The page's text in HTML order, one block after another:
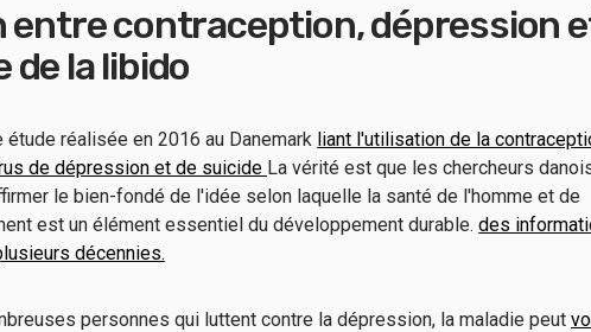
entre contraception, dépression
de la libido
étude réalisée en 2016 au Danemark liant l'utilisation de la
de dépression et de suicide La vérité est que les chercheurs
le bien-fondé de l'idée selon laquelle la santé de l'homme et de
est un élément essentiel du développement durable. des
décennies.
personnes qui luttent contre la dépression, la maladie peut